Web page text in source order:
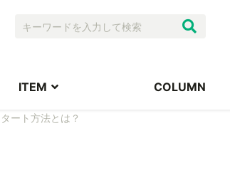
ITEM COLUMN
ート方法とは？